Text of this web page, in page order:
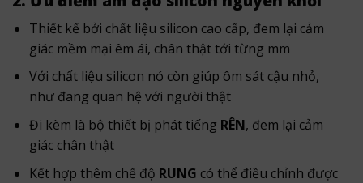
Thiết kế bởi chất liệu silicon cao cấp, đem lại cảm
giác mềm mại êm ái, chân thật tới từng mm
Với chất liệu silicon nó còn giúp ôm sát cậu nhỏ,
như đang quan hệ với người thật
Đi kèm là bộ thiết bị phát tiếng RÊN, đem lại cảm
giác chân thật
Kết hợp thêm chế độ RUNG có thể điều chỉnh được